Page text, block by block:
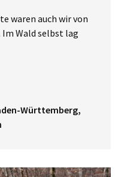
waren auch wir von
Wald selbst lag
Württemberg,